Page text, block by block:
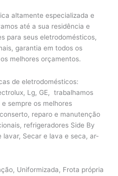
altamente especializada e
até a sua residência e
para seus eletrodomésticos,
garantia em todos os
melhores orçamentos.
de eletrodomésticos:
Lg, GE, trabalhamos
sempre os melhores
reparo e manutenção
refrigeradores Side By
lavar, Secar e lava e seca, ar-
Uniformizada, Frota própria